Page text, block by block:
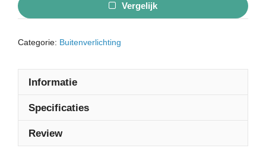
Vergelijk
Categorie: Buitenverlichting
Informatie
Specificaties
Review